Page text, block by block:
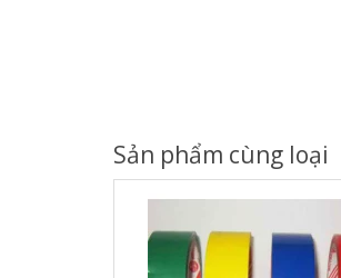
Sản phẩm cùng loại